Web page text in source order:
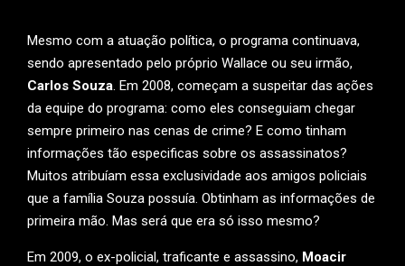
Mesmo com a atuação política, o programa continuava,
sendo apresentado pelo próprio Wallace ou seu irmão,
Carlos Souza. Em 2008, começam a suspeitar das ações
da equipe do programa: como eles conseguiam chegar
sempre primeiro nas cenas de crime? E como tinham
informações tão especificas sobre os assassinatos?
Muitos atribuíam essa exclusividade aos amigos policiais
que a família Souza possuía. Obtinham as informações de
primeira mão. Mas será que era só isso mesmo?
Em 2009, o ex-policial, traficante e assassino, Moacir